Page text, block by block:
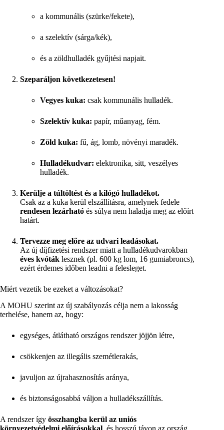
a kommunális (szürke/fekete),
a szelektív (sárga/kék),
és a zöldhulladék gyűjtési napjait.
Szeparáljon következetesen!
Vegyes kuka: csak kommunális hulladék.
Szelektív kuka: papír, műanyag, fém.
Zöld kuka: fű, ág, lomb, növényi maradék.
Hulladékudvar: elektronika, sitt, veszélyes
hulladék.
Kerülje a túltöltést és a kilógó hulladékot.
Csak az a kuka kerül elszállításra, amelynek fedele
rendesen lezárható és súlya nem haladja meg az előírt
határt.
Tervezze meg előre az udvari leadásokat.
Az új díjfizetési rendszer miatt a hulladékudvarokban
éves kvóták lesznek (pl. 600 kg lom, 16 gumiabroncs),
ezért érdemes időben leadni a felesleget.
Miért vezetik be ezeket a változásokat?
A MOHU szerint az új szabályozás célja nem a lakosság
terhelése, hanem az, hogy:
egységes, átlátható országos rendszer jöjjön létre,
csökkenjen az illegális szemétlerakás,
javuljon az újrahasznosítás aránya,
és biztonságosabbá váljon a hulladékszállítás.
A rendszer így összhangba kerül az uniós
környezetvédelmi előírásokkal , és hosszú távon az ország